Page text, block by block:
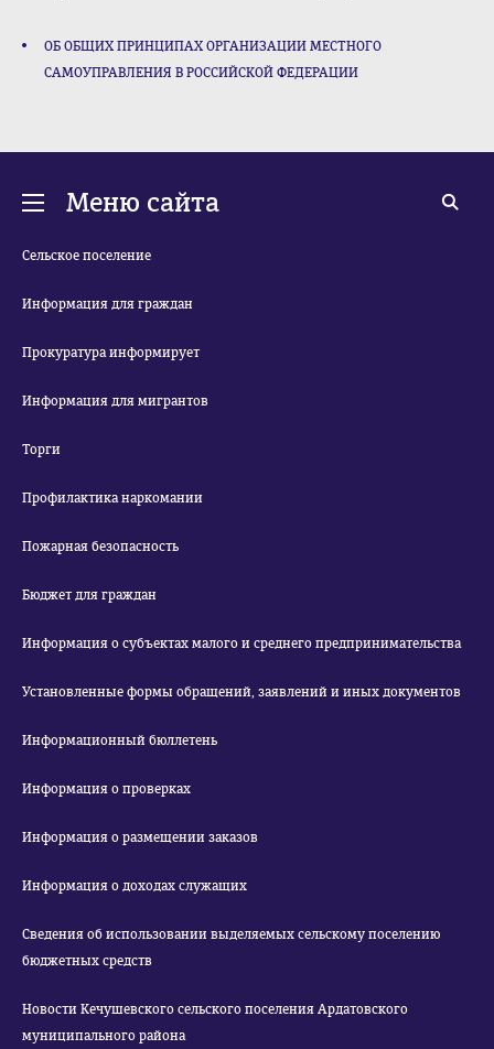
ОБ ОБЩИХ ПРИНЦИПАХ ОРГАНИЗАЦИИ МЕСТНОГО
САМОУПРАВЛЕНИЯ В РОССИЙСКОЙ ФЕДЕРАЦИИ
Меню сайта
Сельское поселение
Информация для граждан
Прокуратура информирует
Информация для мигрантов
Торги
Профилактика наркомании
Пожарная безопасность
Бюджет для граждан
Информация о субъектах малого и среднего предпринимательства
Установленные формы обращений, заявлений и иных документов
Информационный бюллетень
Информация о проверках
Информация о размещении заказов
Информация о доходах служащих
Сведения об использовании выделяемых сельскому поселению
бюджетных средств
Новости Кечушевского сельского поселения Ардатовского
муниципального района